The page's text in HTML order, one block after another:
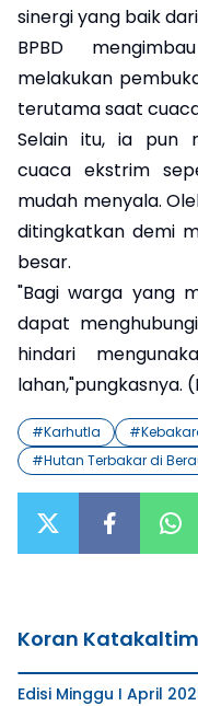
sinergi yang baik
​BPBD
melakukan
terutama saat
Selain itu, ia pun
cuaca ekstrim
mudah menyala.
ditingkatkan demi
besar.
"Bagi warga yang
dapat
hindari
lahan,"pungkasnya.
#Karhutla #
#Hutan Terbakar di
Koran Katakaltim
Edisi Minggu I April